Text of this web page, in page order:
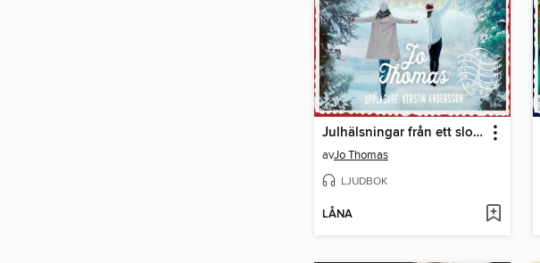
Julhälsningar från ett slott i Normandie
avJo Thomas
LJUDBOK
LÅNA